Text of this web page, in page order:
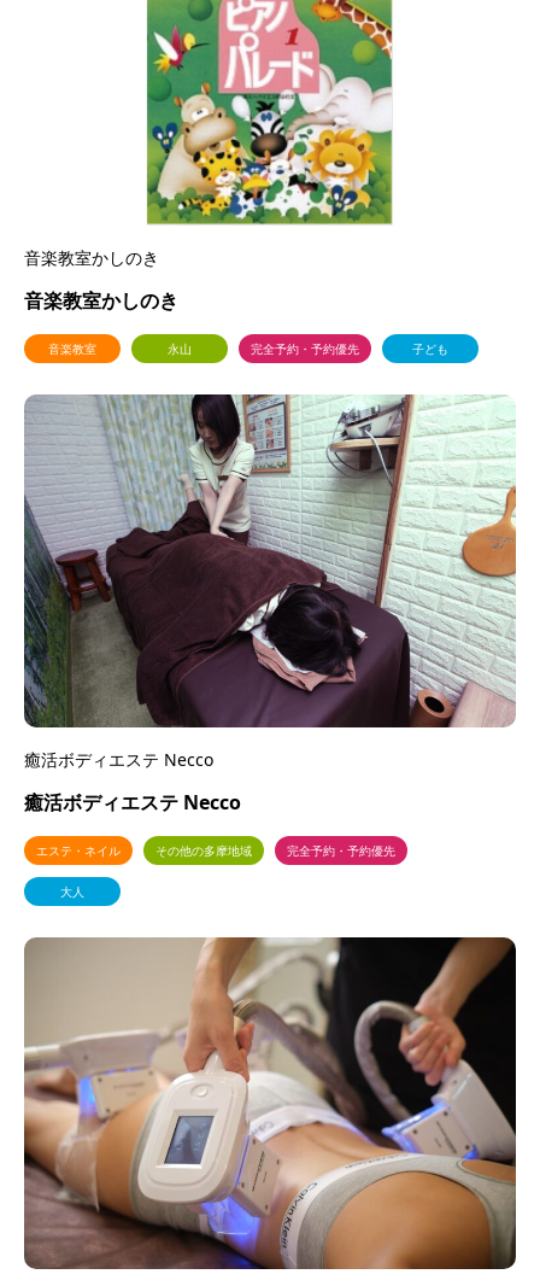
音楽教室かしのき
音楽教室かしのき
音楽教室 永山 完全予約・予約優先 子ども
癒活ボディエステ Necco
癒活ボディエステ Necco
エステ・ネイル その他の多摩地域 完全予約・予約優先
大人